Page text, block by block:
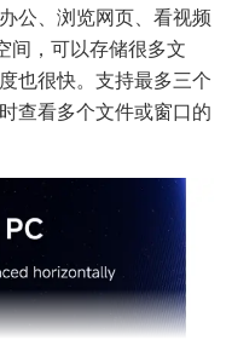
公、浏览网页、看视频
间，可以存储很多文
也很快。支持最多三个
查看多个文件或窗口的